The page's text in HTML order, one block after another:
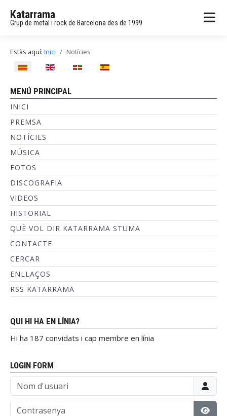
Katarrama
Grup de metal i rock de Barcelona des de 1999
Estàs aquí: Inici Notícies
Seleccioni el seu idioma
MENÚ PRINCIPAL
INICI
PREMSA
NOTÍCIES
MÚSICA
FOTOS
DISCOGRAFIA
VIDEOS
HISTORIAL
QUÈ VOL DIR KATARRAMA STUMA
CONTACTE
CERCAR
ENLLAÇOS
RSS KATARRAMA
QUI HI HA EN LÍNIA?
Hi ha 187 convidats i cap membre en línia
LOGIN FORM
Nom d'usuari
Contrasenya